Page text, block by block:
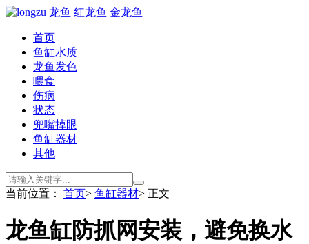
首页
鱼缸水质
龙鱼发色
喂食
伤病
状态
兜嘴掉眼
鱼缸器材
其他
当前位置： 首页> 鱼缸器材> 正文
龙鱼缸防抓网安装，避免换水